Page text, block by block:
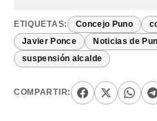
ETIQUETAS: Concejo Puno
Javier Ponce Noticias de
suspensión alcalde
COMPARTIR: